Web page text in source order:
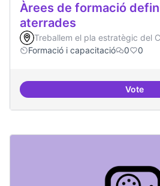
Àrees de formació
aterrades
Treballem el pla estratègic del
Formació i capacitació
0 0
VoteÀrees